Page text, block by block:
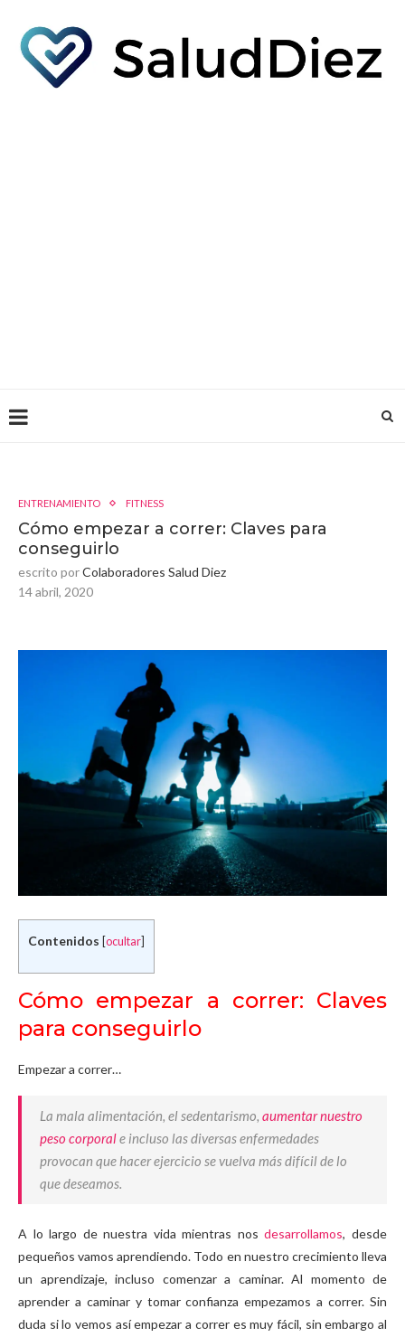
ENTRENAMIENTO FITNESS
Cómo empezar a correr: Claves para
conseguirlo
escrito porColaboradores Salud Diez
14 abril, 2020
Contenidos ocultar
Cómo empezar a correr: Claves
para conseguirlo
Empezar a correr…
La mala alimentación, el sedentarismo, aumentar nuestro
peso corporale incluso las diversas enfermedades
provocan que hacer ejercicio se vuelva más difícil de lo
que deseamos.
A lo largo de nuestra vida mientras nosdesarrollamos, desde
pequeños vamos aprendiendo. Todo en nuestro crecimiento lleva
un aprendizaje, incluso comenzar a caminar. Al momento de
aprender a caminar y tomar confianza empezamos a correr. Sin
duda si lo vemos así empezar a correr es muy fácil, sin embargo al